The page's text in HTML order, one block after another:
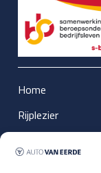
Home
Rijplezier